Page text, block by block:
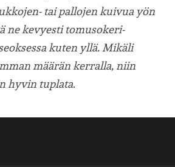
tai pallojen kuivua yön
ne kevyesti tomusokeri-
kuten yllä. Mikäli
määrän kerralla, niin
hyvin tuplata.